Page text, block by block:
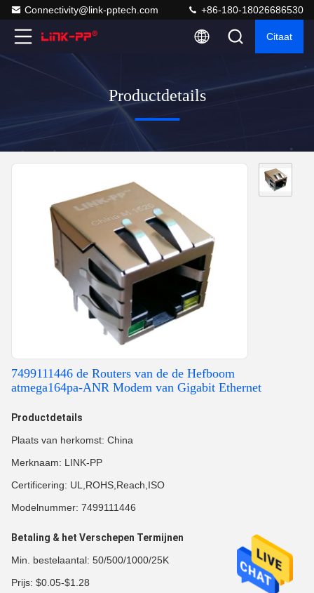
Connectivity@link-pptech.com +86-180-18026686530
Citaat
Productdetails
7499111446 de Routers van de de Hefboom
atmega164pa-ANR Modem van Gigabit Ethernet
Productdetails
Plaats van herkomst: China
Merknaam: LINK-PP
Certificering: UL,ROHS,Reach,ISO
Modelnummer: 7499111446
Betaling & het Verschepen Termijnen
Min. bestelaantal: 50/500/1000/25K
Prijs: $0.05-$1.28